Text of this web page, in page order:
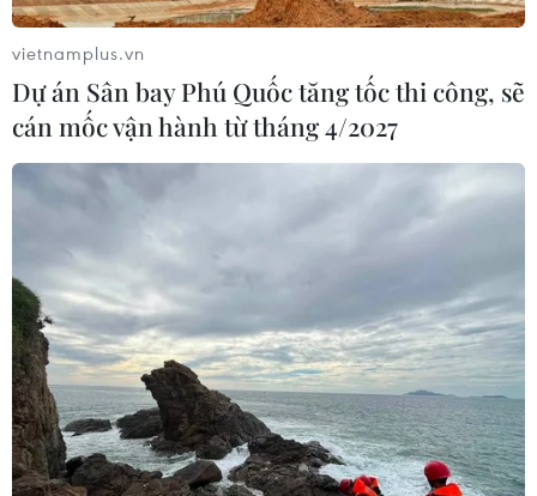
Xem thêm
Phó Tổng Biên tập: NGUYỄN THỊ TÁM, KHÚC THANH
THỦY
Sở hữu trí tuệ
Quy định sử dụng
RSS
Hỗ trợ
Ngôn ngữ
TTXVN
vietnamplus.vn
Dự án Sân bay Phú Quốc tăng tốc thi công, sẽ
cán mốc vận hành từ tháng 4/2027